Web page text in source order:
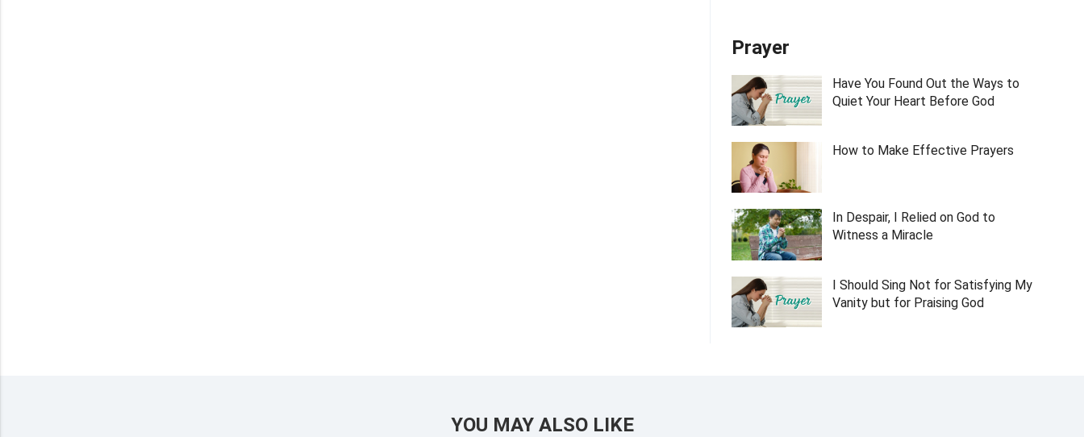
Prayer
Have You Found Out the Ways to
Quiet Your Heart Before God
How to Make Effective Prayers
In Despair, I Relied on God to
Witness a Miracle
I Should Sing Not for Satisfying My
Vanity but for Praising God
YOU MAY ALSO LIKE